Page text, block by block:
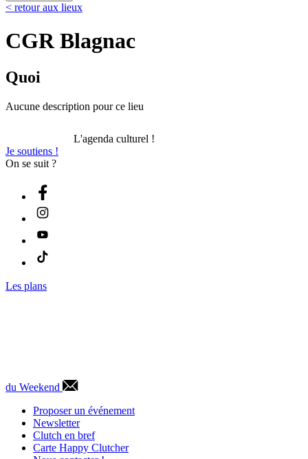
< retour aux lieux
CGR Blagnac
Quoi
Aucune description pour ce lieu
L'agenda culturel !
Je soutiens !
On se suit ?
Les plans
du Weekend
Proposer un événement
Newsletter
Clutch en bref
Carte Happy Clutcher